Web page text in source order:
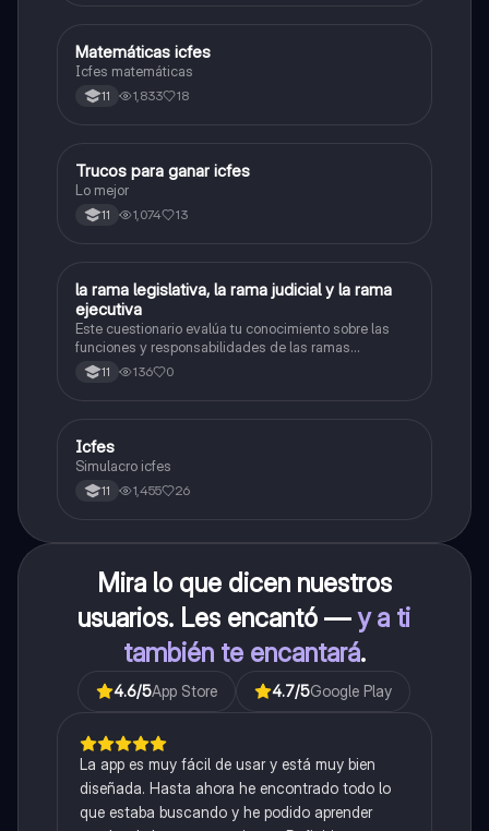
ICFES: Matemáticas
Matemáticas icfes
Icfes matemáticas
11 1,833 18
Química
Trucos para ganar icfes
Lo mejor
11 1,074 13
LSociales/Historia
la rama legislativa, la rama judicial y la rama
ejecutiva
Este cuestionario evalúa tu conocimiento sobre las
funciones y responsabilidades de las ramas
legislativa, judicial y ejecutiva.
11 136 0
ICFES: Sociales y Ciudadanas
Icfes
Simulacro icfes
11 1,455 26
Mira lo que dicen nuestros
usuarios. Les encantó —y a ti
también te encantará.
4.6/5App Store 4.7/5Google Play
La app es muy fácil de usar y está muy bien
diseñada. Hasta ahora he encontrado todo lo
que estaba buscando y he podido aprender